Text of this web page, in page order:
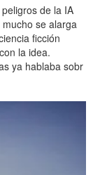
de la IA
se alarga
ficción
la idea.
ya hablaba sobr